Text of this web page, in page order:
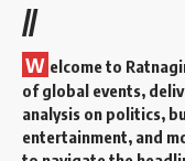
//
W elcome to
of global events,
analysis on politics,
entertainment, and